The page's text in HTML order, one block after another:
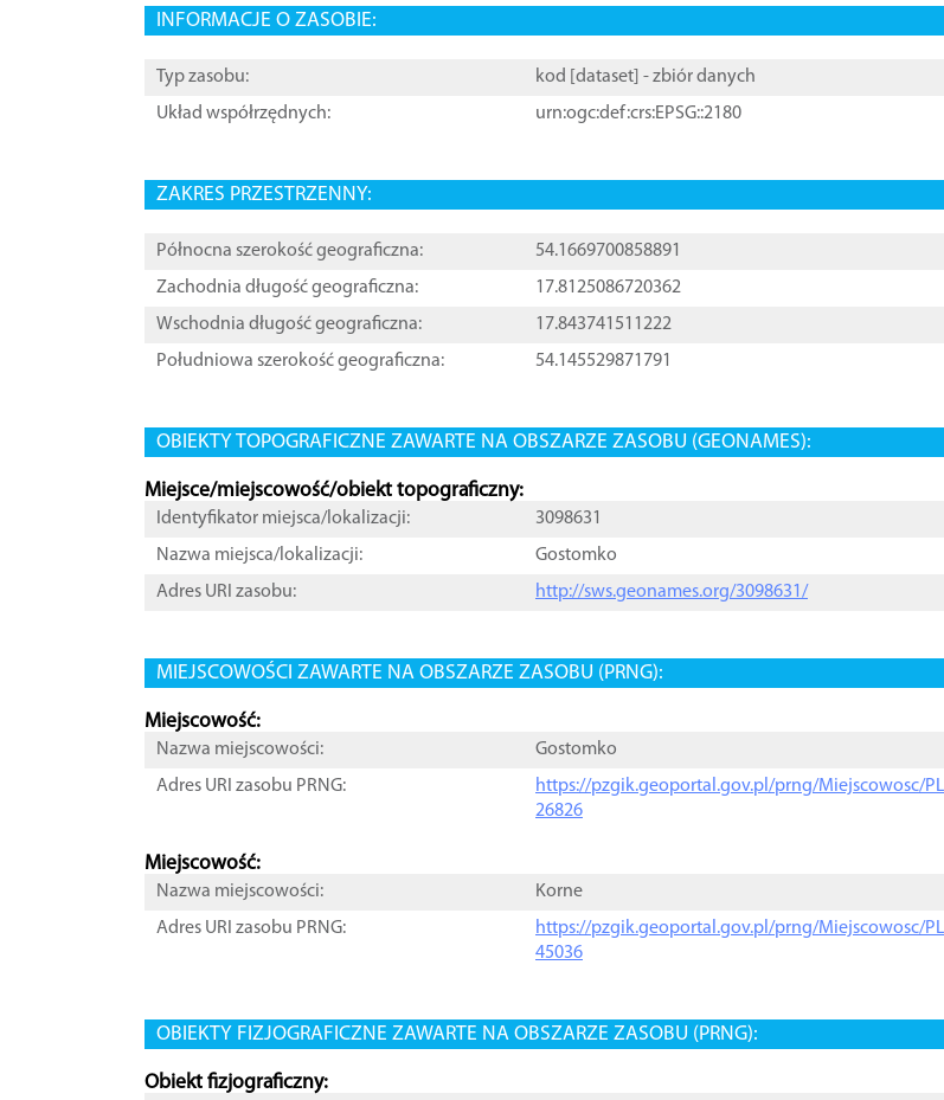
INFORMACJE O ZASOBIE:
Typ zasobu: kod [ dataset ] - zbiór danych
Układ współrzędnych:
urn:ogc:def:crs:EPSG::2180
ZAKRES PRZESTRZENNY:
Północna szerokość geograficzna:
54.1669700858891
Zachodnia długość geograficzna:
17.8125086720362
Wschodnia długość geograficzna:
17.843741511222
Południowa szerokość geograficzna:
54.145529871791
OBIEKTY TOPOGRAFICZNE ZAWARTE NA OBSZARZE ZASOBU (GEONAMES):
Miejsce/miejscowość/obiekt topograficzny:
Identyfikator miejsca/lokalizacji:
3098631
Nazwa miejsca/lokalizacji:
Gostomko
Adres URI zasobu:
http://sws.geonames.org/3098631/
MIEJSCOWOŚCI ZAWARTE NA OBSZARZE ZASOBU (PRNG):
Miejscowość:
Nazwa miejscowości:
Gostomko
Adres URI zasobu PRNG:
https://pzgik.geoportal.gov.pl/prng/Miejscowosc/
26826
Miejscowość:
Nazwa miejscowości:
Korne
Adres URI zasobu PRNG:
https://pzgik.geoportal.gov.pl/prng/Miejscowosc/
45036
OBIEKTY FIZJOGRAFICZNE ZAWARTE NA OBSZARZE ZASOBU (PRNG):
Obiekt fizjograficzny: